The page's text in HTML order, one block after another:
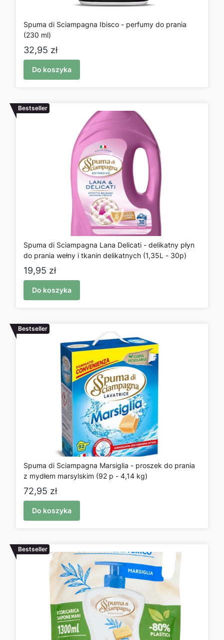
Spuma di Sciampagna Ibisco - perfumy do prania
(230 ml)
Cena
32,95 zł
Do koszyka
Bestseller
Spuma di Sciampagna Lana Delicati - delikatny płyn
do prania wełny i tkanin delikatnych (1,35L - 30p)
Cena
19,95 zł
Do koszyka
Bestseller
Spuma di Sciampagna Marsiglia - proszek do prania
z mydłem marsylskim (92 p - 4,14 kg)
Cena
72,95 zł
Do koszyka
Bestseller